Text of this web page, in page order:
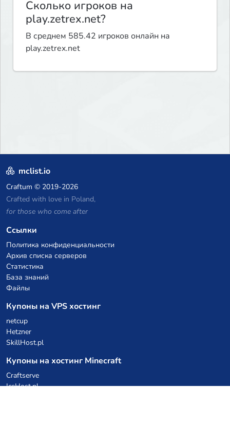
Сколько игроков на
play.zetrex.net?
В среднем 585.42 игроков онлайн на
play.zetrex.net
mclist.io
Craftum © 2019-2026
Crafted with love in Poland,
for those who come after
Ссылки
Политика конфиденциальности
Архив списка серверов
Статистика
База знаний
Файлы
Купоны на VPS хостинг
netcup
Hetzner
SkillHost.pl
Купоны на хостинг Minecraft
Craftserve
IceHost.pl